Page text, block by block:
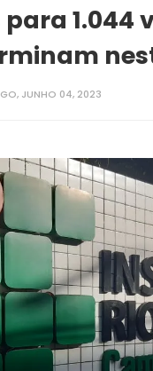
1.044
JUNHO 04, 2023